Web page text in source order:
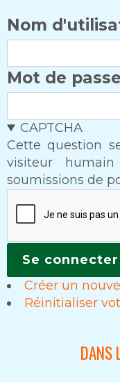
Nom
Mot de passe
CAPTCHA
Cette question
visiteur
soumissions de
Créer un
Réinitialiser
DANS